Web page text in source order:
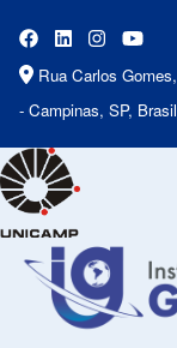
Rua Carlos
- Campinas, SP, Brasil